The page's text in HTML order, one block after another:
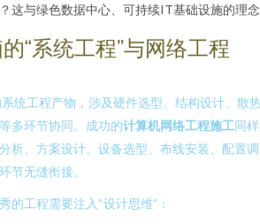
这与绿色数据中心、可持续IT基础设施的理
“系统工程”与网络工程
统工程产物，涉及硬件选型、结构设计、散
多环节协同。成功的计算机网络工程施工同
析、方案设计、设备选型、布线安装、配置调
节无缝衔接。
的工程需要注入“设计思维”：